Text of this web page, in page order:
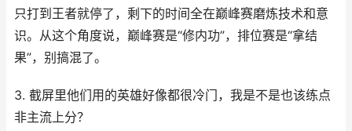
只打到王者就停了，剩下的时间全在巅峰赛磨炼技术和意
识。从这个角度说，巅峰赛是“修内功”，排位赛是“拿结
果”，别搞混了。
3. 截屏里他们用的英雄好像都很冷门，我是不是也该练点
非主流上分？